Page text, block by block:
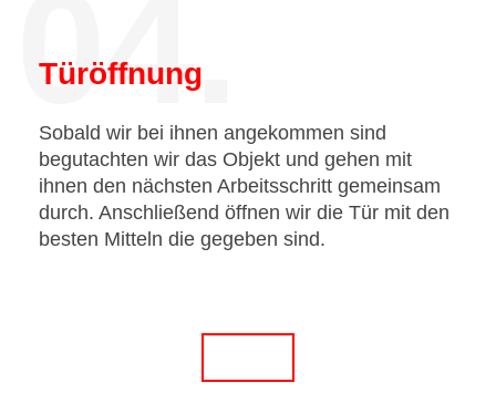
04.
Türöffnung
Sobald wir bei ihnen angekommen sind
begutachten wir das Objekt und gehen mit
ihnen den nächsten Arbeitsschritt gemeinsam
durch. Anschließend öffnen wir die Tür mit den
besten Mitteln die gegeben sind.